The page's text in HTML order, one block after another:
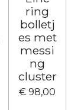
ring
bolletj
es met
messi
ng
cluster
€ 98,00